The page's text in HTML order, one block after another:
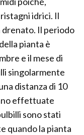
idrici. Il
Il periodo
pianta è
e il mese di
singolarmente
distanza di 10
effettuate
sono stati
quando la pianta